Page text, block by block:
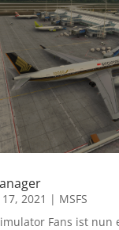
2021 | MSFS
Fans ist nun